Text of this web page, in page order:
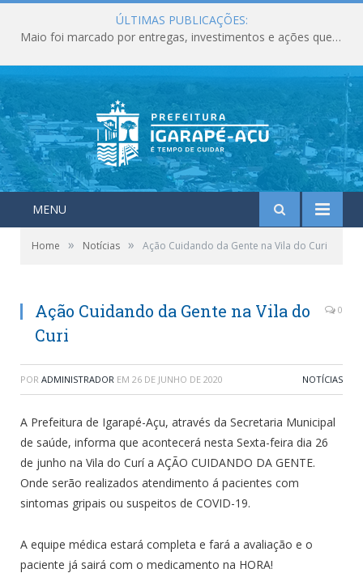
ÚLTIMAS PUBLICAÇÕES:
Maio foi marcado por entregas, investimentos e ações que fortaleceram os serviços públicos em Igarapé-Açu
MENU
Home » Notícias » Ação Cuidando da Gente na Vila do Curi
Ação Cuidando da Gente na Vila do
Curi
0
POR ADMINISTRADOR EM 26 DE JUNHO DE 2020 NOTÍCIAS
A Prefeitura de Igarapé-Açu, através da Secretaria Municipal
de saúde, informa que acontecerá nesta Sexta-feira dia 26
de junho na Vila do Curí a AÇÃO CUIDANDO DA GENTE.
Onde serão realizados atendimento á pacientes com
sintomas gripais ou suspeitos de COVID-19.
A equipe médica estará completa e fará a avaliação e o
paciente já sairá com o medicamento na HORA!